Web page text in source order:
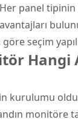
panel
göre seçim
Hangi
kurulumu
monitöre